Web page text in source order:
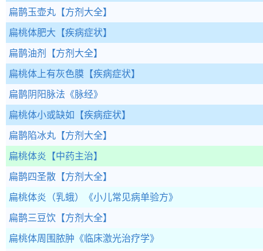
扁鹊玉壶丸 【方剂大全】
扁桃体肥大 【疾病症状】
扁鹊油剂 【方剂大全】
扁桃体上有灰色膜 【疾病症状】
扁鹊阴阳脉法 《脉经》
扁桃体小或缺如 【疾病症状】
扁鹊陷冰丸 【方剂大全】
扁桃体炎 【中药主治】
扁鹊四圣散 【方剂大全】
扁桃体炎（乳蛾） 《小儿常见病单验方》
扁鹊三豆饮 【方剂大全】
扁桃体周围脓肿 《临床激光治疗学》